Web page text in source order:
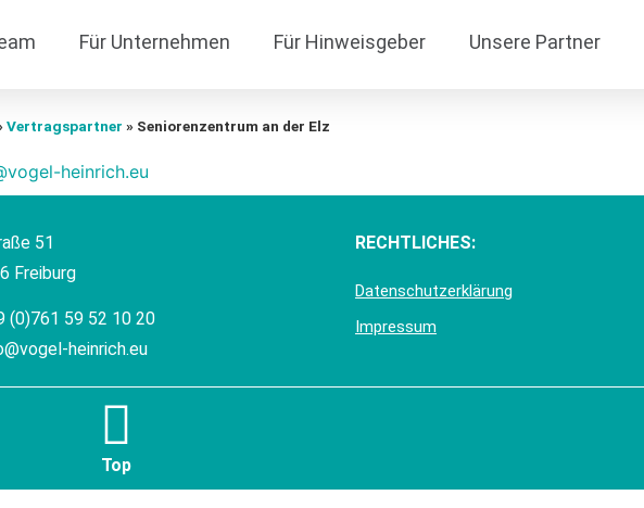
Für Unternehmen Für Hinweisgeber Unsere Partner
Vertragspartner » Seniorenzentrum an der Elz
heinrich.eu
51
Freiburg
(0)761 59 52 10 20
heinrich.eu
RECHTLICHES:
Datenschutzerklärung
Impressum
Top